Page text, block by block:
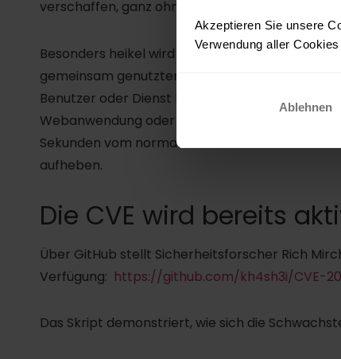
Akzeptieren Sie unsere
Verwendung aller
Ablehnen
verschaffen, ganz ohne Passwortabfrage und
Besonders heikel wird die Situation in Multi-
gemeinsam genutzten Test- und
Benutzer oder Dienst kompromittiert wird,
Webanwendung oder eine falsch gesetzte
Sekunden vom normalen Benutzer zum Root-
aufheben.
Die CVE wird bereits
Über GitHub stellt Sicherheitsforscher Rich
Verfügung: https://github.com/kh4sh3i/CVE-
Das Skript demonstriert, wie sich die